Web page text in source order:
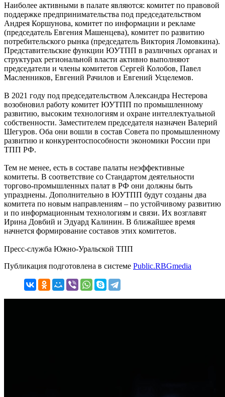
Наиболее активными в палате являются: комитет по правовой
поддержке предпринимательства под председательством
Андрея Коршунова, комитет по информации и рекламе
(председатель Евгения Машенцева), комитет по развитию
потребительского рынка (председатель Виктория Ломовкина).
Представительские функции ЮУТПП в различных органах и
структурах региональной власти активно выполняют
председатели и члены комитетов Сергей Колобов, Павел
Масленников, Евгений Рачилов и Евгений Усцелемов.
В 2021 году под председательством Александра Нестерова
возобновил работу комитет ЮУТПП по промышленному
развитию, высоким технологиям и охране интеллектуальной
собственности. Заместителем председателя назначен Валерий
Шегуров. Оба они вошли в состав Совета по промышленному
развитию и конкурентоспособности экономики России при
ТПП РФ.
Тем не менее, есть в составе палаты неэффективные
комитеты. В соответствие со Стандартом деятельности
торгово-промышленных палат в РФ они должны быть
упразднены. Дополнительно в ЮУТПП будут созданы два
комитета по новым направлениям – по устойчивому развитию
и по информационным технологиям и связи. Их возглавят
Ирина Довбий и Эдуард Калинин. В ближайшее время
начнется формирование составов этих комитетов.
Пресс-служба Южно-Уральской ТПП
Публикация подготовлена в системе Public.RBGmedia